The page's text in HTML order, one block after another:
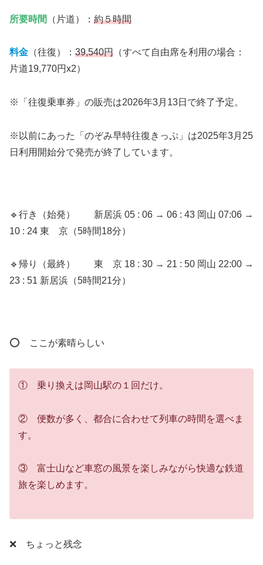
所要時間 （片道）： 約５時間
料金 （往復）： 39,540円 （すべて自由席を利用の場合：
片道19,770円x2）
※「往復乗車券」の販売は2026年3月13日で終了予定。
※以前にあった「のぞみ早特往復きっぷ」は2025年3月25
日利用開始分で発売が終了しています。
🔹行き（始発） 新居浜 05 : 06 → 06 : 43 岡山 07:06 →
10 : 24 東 京（5時間18分）
🔹帰り（最終） 東 京 18 : 30 → 21 : 50 岡山 22:00 →
23 : 51 新居浜（5時間21分）
⭕ ここが素晴らしい
① 乗り換えは岡山駅の１回だけ。
② 便数が多く、都合に合わせて列車の時間を選べま
す。
③ 富士山など車窓の風景を楽しみながら快適な鉄道
旅を楽しめます。
❌ ちょっと残念